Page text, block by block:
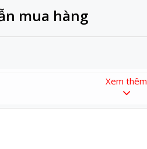
mua hàng
Xem thêm